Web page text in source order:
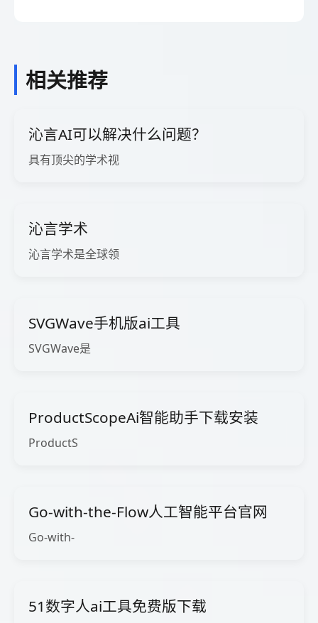
相关推荐
沁言AI可以解决什么问题？
具有顶尖的学术视
沁言学术
沁言学术是全球领
SVGWave手机版ai工具
SVGWave是
ProductScopeAi智能助手下载安装
ProductS
Go-with-the-Flow人工智能平台官网
Go-with-
51数字人ai工具免费版下载